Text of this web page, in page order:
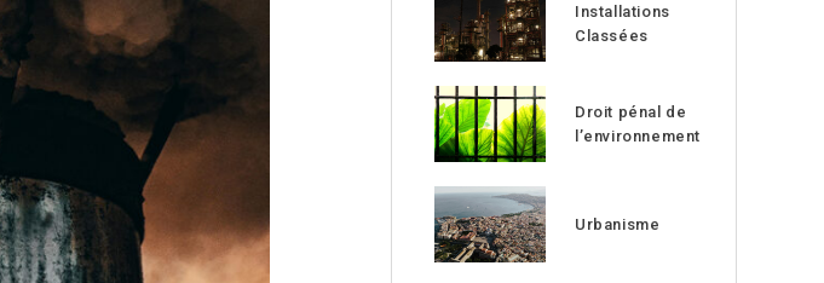
Installations
Classées
Droit pénal de
l’environnement
Urbanisme